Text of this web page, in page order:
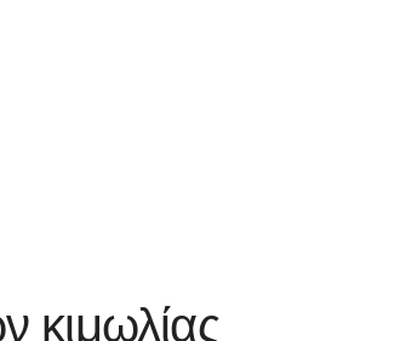
κιμωλίας